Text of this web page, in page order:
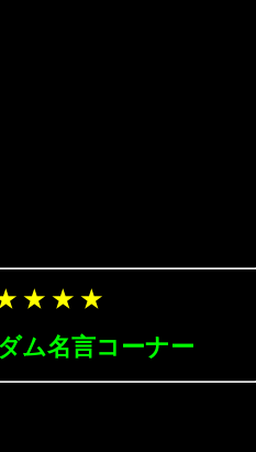
★ ★ ★
ム名言コーナー